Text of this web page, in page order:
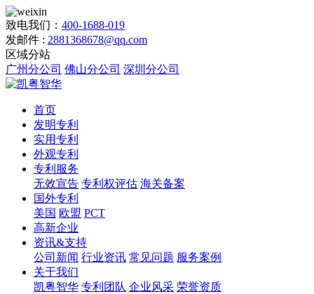
致电我们： 400-1688-019
发邮件 : 2881368678@qq.com
区域分站
广州分公司 佛山分公司 深圳分公司
首页
发明专利
实用专利
外观专利
专利服务
无效宣告 专利权评估 海关备案
国外专利
美国 欧盟 PCT
高新企业
资讯&支持
公司新闻 行业资讯 常见问题 服务案例
关于我们
凯粤智华 专利团队 企业风采 荣誉资质